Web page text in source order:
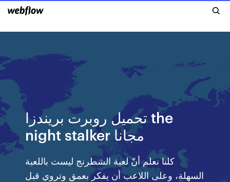
تحميل روبرت بريندزا the
night stalker مجانا
كلنا نعلم أنّ لعبة الشطرنج ليست باللعبة
السهلة، وعلى اللاعب أن يفكر بعمق وتروي قبل